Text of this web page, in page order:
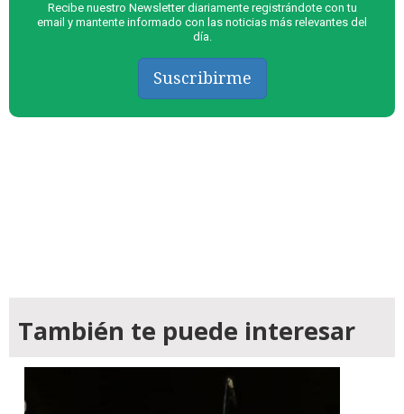
Recibe nuestro Newsletter diariamente registrándote con tu
email y mantente informado con las noticias más relevantes del
día.
Suscribirme
También te puede interesar